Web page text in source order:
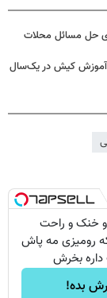
حل مسائل محلات
به حوزه آموزش کیش در یک‌سال
خنک و راحت
رومیزی مه پاش
بخرش
بده!